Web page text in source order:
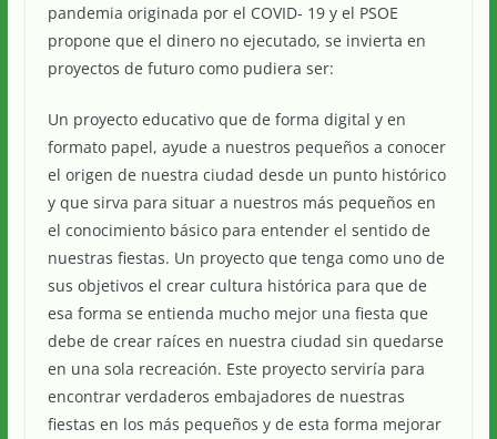
pandemia originada por el COVID- 19 y el PSOE
propone que el dinero no ejecutado, se invierta en
proyectos de futuro como pudiera ser:
Un proyecto educativo que de forma digital y en
formato papel, ayude a nuestros pequeños a conocer
el origen de nuestra ciudad desde un punto histórico
y que sirva para situar a nuestros más pequeños en
el conocimiento básico para entender el sentido de
nuestras fiestas. Un proyecto que tenga como uno de
sus objetivos el crear cultura histórica para que de
esa forma se entienda mucho mejor una fiesta que
debe de crear raíces en nuestra ciudad sin quedarse
en una sola recreación. Este proyecto serviría para
encontrar verdaderos embajadores de nuestras
fiestas en los más pequeños y de esta forma mejorar